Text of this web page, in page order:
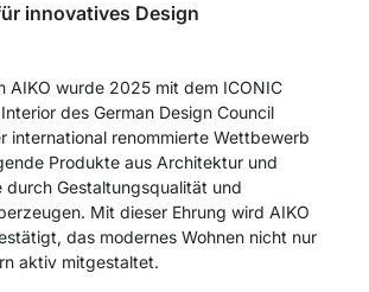
innovatives Design
AIKO wurde 2025 mit dem ICONIC
des German Design Council
international renommierte Wettbewerb
Produkte aus Architektur und
durch Gestaltungsqualität und
Mit dieser Ehrung wird AIKO
das modernes Wohnen nicht nur
aktiv mitgestaltet.